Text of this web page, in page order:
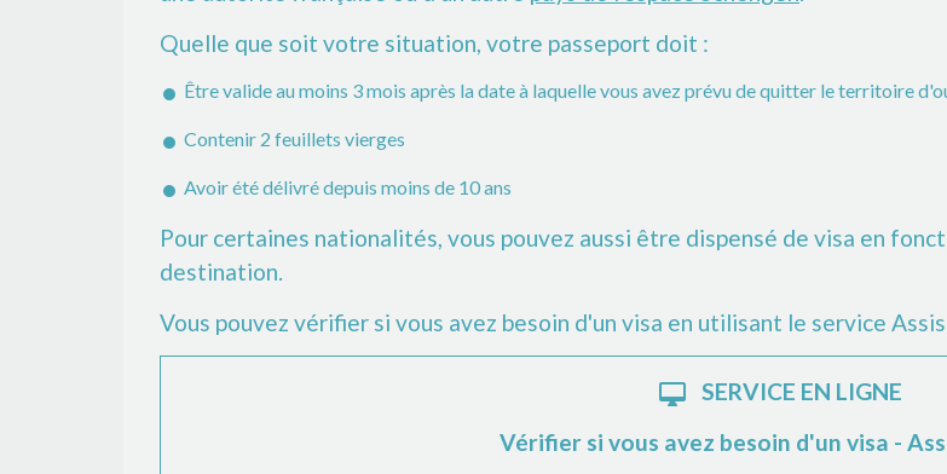
Quelle que soit votre situation, votre passeport doit :
Être valide au moins 3 mois après la date à laquelle vous avez prévu de quitter le territoire
Contenir 2 feuillets vierges
Avoir été délivré depuis moins de 10 ans
Pour certaines nationalités, vous pouvez aussi être dispensé de visa en
destination.
Vous pouvez vérifier si vous avez besoin d'un visa en utilisant le service
desktop_mac SERVICE EN LIGNE
Vérifier si vous avez besoin d'un visa -